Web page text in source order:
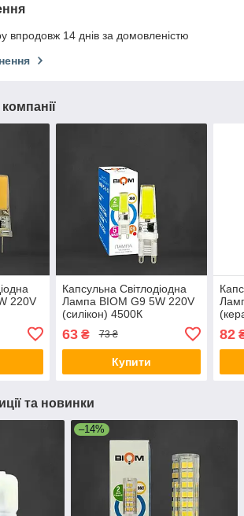
впродовж 14 днів за домовленістю
220V
Капсульна Світлодіодна
Лампа BIOM G9 5W 220V
(силікон) 4500К
63₴ 73 ₴
Купити
82
та новинки
–14%